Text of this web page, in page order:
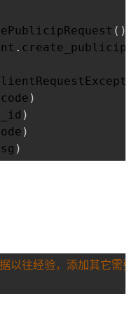
()
. create_publicip
)
)
)
)
以往经验，添加其它需